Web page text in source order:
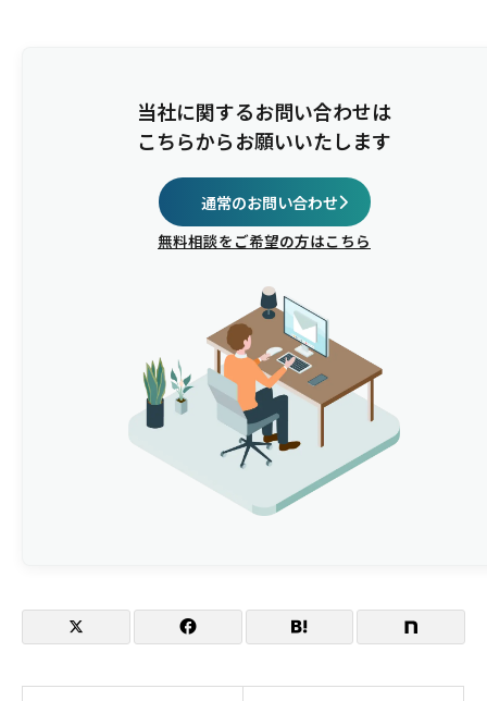
当社に関するお問い合わせは
こちらからお願いいたします
通常のお問い合わせ
無料相談をご希望の方はこちら
イベント名
参加費
要旨